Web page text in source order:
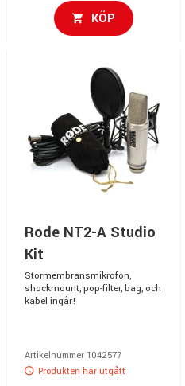
KÖP
Rode NT2-A Studio
Kit
Stormembransmikrofon,
shockmount, pop-filter, bag, och
kabel ingår!
Artikelnummer 1042577
Produkten har utgått